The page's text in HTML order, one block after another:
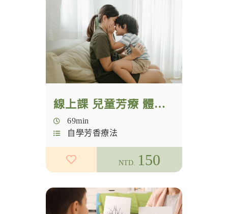
線上課 兒童芳療 體驗課
69min
自學芳香療法
NTD. 150